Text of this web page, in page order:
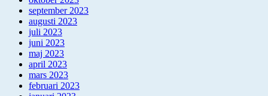
september 2023
augusti 2023
juli 2023
juni 2023
maj 2023
april 2023
mars 2023
februari 2023